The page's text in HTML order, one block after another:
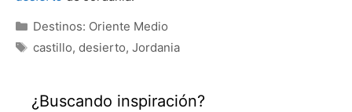
Categorías
Destinos: Oriente Medio
Etiquetas
castillo, desierto, Jordania
¿Buscando inspiración?